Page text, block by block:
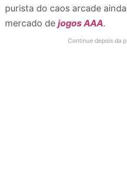
purista do caos arcade
mercado de jogos AAA.
Continue depois da